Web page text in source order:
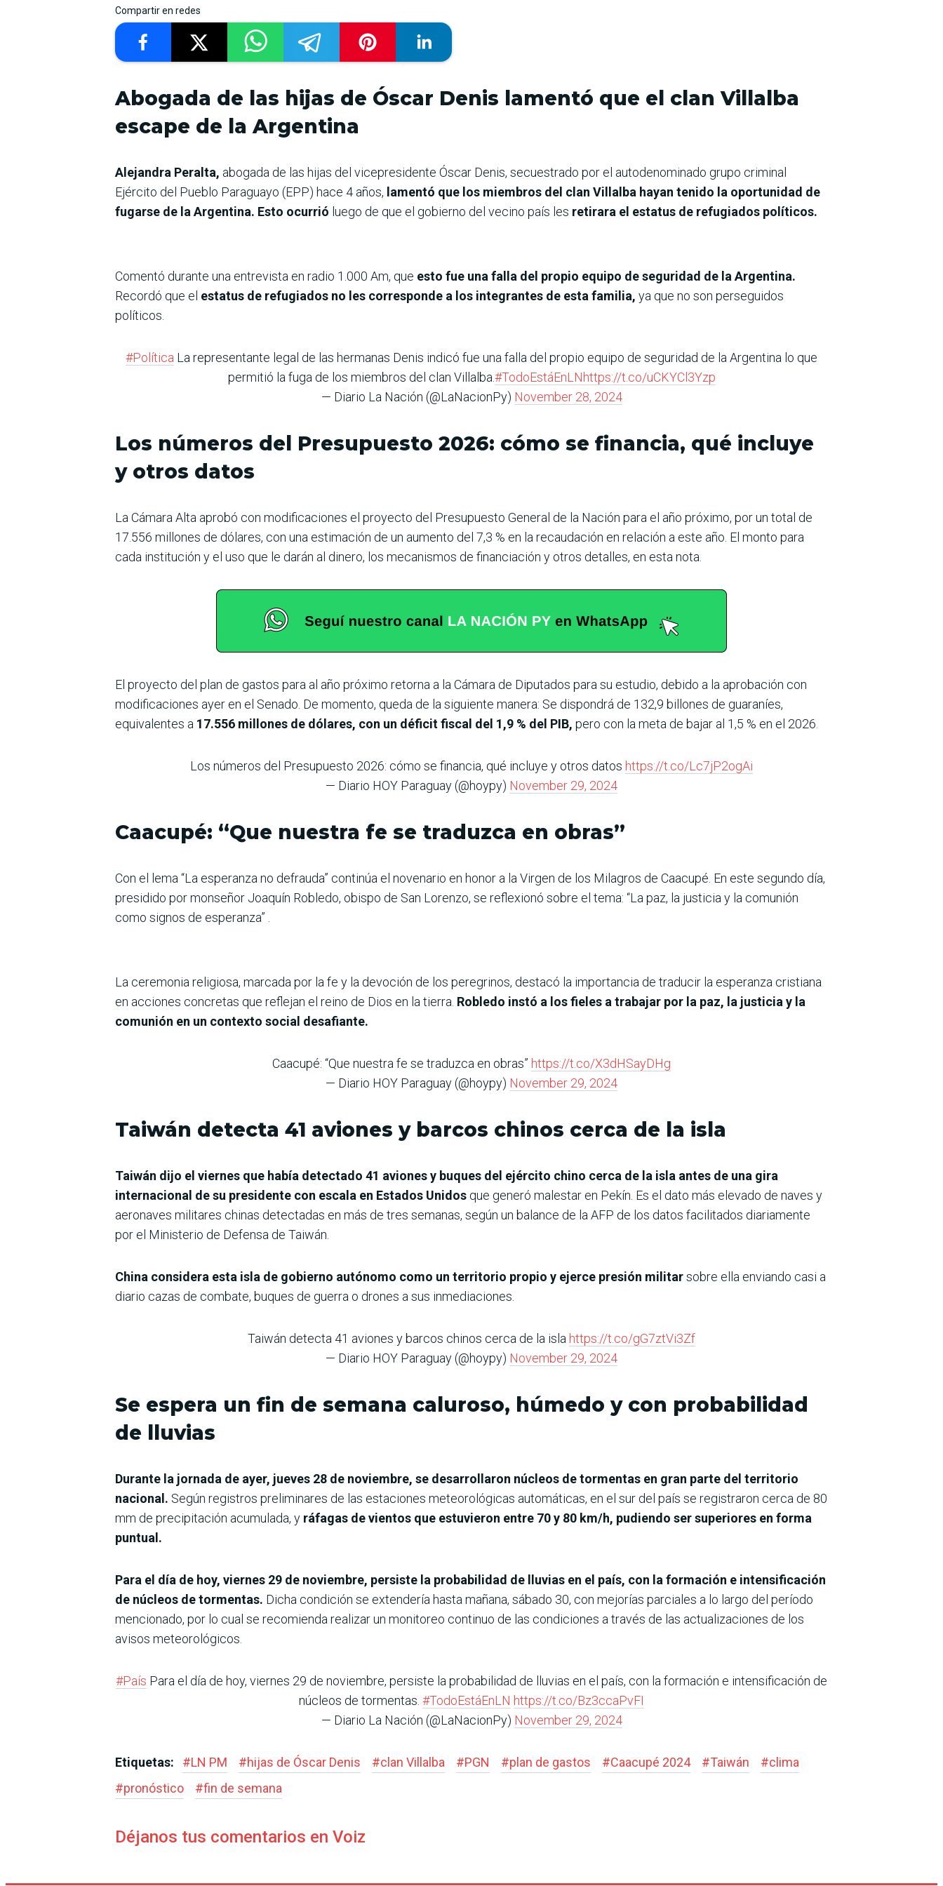
Compartir en redes
Abogada de las hijas de Óscar Denis lamentó que el clan Villalba
escape de la Argentina
Alejandra Peralta, abogada de las hijas del vicepresidente Óscar Denis, secuestrado por el autodenominado grupo criminal
Ejército del Pueblo Paraguayo (EPP) hace 4 años, lamentó que los miembros del clan Villalba hayan tenido la oportunidad de
fugarse de la Argentina. Esto ocurrió luego de que el gobierno del vecino país les retirara el estatus de refugiados políticos.
Comentó durante una entrevista en radio 1.000 Am, que esto fue una falla del propio equipo de seguridad de la Argentina.
Recordó que el estatus de refugiados no les corresponde a los integrantes de esta familia, ya que no son perseguidos
políticos.
#Política La representante legal de las hermanas Denis indicó fue una falla del propio equipo de seguridad de la Argentina lo que
permitió la fuga de los miembros del clan Villalba.#TodoEstáEnLNhttps://t.co/uCKYCl3Yzp
— Diario La Nación (@LaNacionPy) November 28, 2024
Los números del Presupuesto 2026: cómo se financia, qué incluye
y otros datos
La Cámara Alta aprobó con modificaciones el proyecto del Presupuesto General de la Nación para el año próximo, por un total de
17.556 millones de dólares, con una estimación de un aumento del 7,3 % en la recaudación en relación a este año. El monto para
cada institución y el uso que le darán al dinero, los mecanismos de financiación y otros detalles, en esta nota.
El proyecto del plan de gastos para al año próximo retorna a la Cámara de Diputados para su estudio, debido a la aprobación con
modificaciones ayer en el Senado. De momento, queda de la siguiente manera: Se dispondrá de 132,9 billones de guaraníes,
equivalentes a 17.556 millones de dólares, con un déficit fiscal del 1,9 % del PIB, pero con la meta de bajar al 1,5 % en el 2026.
Los números del Presupuesto 2026: cómo se financia, qué incluye y otros datos https://t.co/Lc7jP2ogAi
— Diario HOY Paraguay (@hoypy) November 29, 2024
Caacupé: “Que nuestra fe se traduzca en obras”
Con el lema “La esperanza no defrauda” continúa el novenario en honor a la Virgen de los Milagros de Caacupé. En este segundo día,
presidido por monseñor Joaquín Robledo, obispo de San Lorenzo, se reflexionó sobre el tema: “La paz, la justicia y la comunión
como signos de esperanza” .
La ceremonia religiosa, marcada por la fe y la devoción de los peregrinos, destacó la importancia de traducir la esperanza cristiana
en acciones concretas que reflejan el reino de Dios en la tierra. Robledo instó a los fieles a trabajar por la paz, la justicia y la
comunión en un contexto social desafiante.
Caacupé: “Que nuestra fe se traduzca en obras” https://t.co/X3dHSayDHg
— Diario HOY Paraguay (@hoypy) November 29, 2024
Taiwán detecta 41 aviones y barcos chinos cerca de la isla
Taiwán dijo el viernes que había detectado 41 aviones y buques del ejército chino cerca de la isla antes de una gira
internacional de su presidente con escala en Estados Unidos que generó malestar en Pekín. Es el dato más elevado de naves y
aeronaves militares chinas detectadas en más de tres semanas, según un balance de la AFP de los datos facilitados diariamente
por el Ministerio de Defensa de Taiwán.
China considera esta isla de gobierno autónomo como un territorio propio y ejerce presión militarsobre ella enviando casi a
diario cazas de combate, buques de guerra o drones a sus inmediaciones.
Taiwán detecta 41 aviones y barcos chinos cerca de la isla https://t.co/gG7ztVi3Zf
— Diario HOY Paraguay (@hoypy) November 29, 2024
Se espera un fin de semana caluroso, húmedo y con probabilidad
de lluvias
Durante la jornada de ayer, jueves 28 de noviembre, se desarrollaron núcleos de tormentas en gran parte del territorio
nacional. Según registros preliminares de las estaciones meteorológicas automáticas, en el sur del país se registraron cerca de 80
mm de precipitación acumulada, y ráfagas de vientos que estuvieron entre 70 y 80 km/h, pudiendo ser superiores en forma
puntual.
Para el día de hoy, viernes 29 de noviembre, persiste la probabilidad de lluvias en el país, con la formación e intensificación
de núcleos de tormentas. Dicha condición se extendería hasta mañana, sábado 30, con mejorías parciales a lo largo del período
mencionado, por lo cual se recomienda realizar un monitoreo continuo de las condiciones a través de las actualizaciones de los
avisos meteorológicos.
#País Para el día de hoy, viernes 29 de noviembre, persiste la probabilidad de lluvias en el país, con la formación e intensificación de
núcleos de tormentas. #TodoEstáEnLN https://t.co/Bz3ccaPvFI
— Diario La Nación (@LaNacionPy) November 29, 2024
Etiquetas: #LN PM #hijas de Óscar Denis #clan Villalba #PGN #plan de gastos #Caacupé 2024 #Taiwán #clima
#pronóstico #fin de semana
Déjanos tus comentarios en Voiz